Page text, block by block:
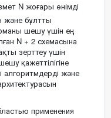
N жоғары өнімді
және бұлтты
шешу үшін ең
N + 2 схемасына
зерттеу үшін
қажеттілігіне
және
применения